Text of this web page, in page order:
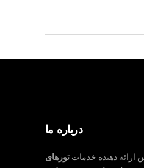
درباره ما
ارائه دهنده خدماتتورهای